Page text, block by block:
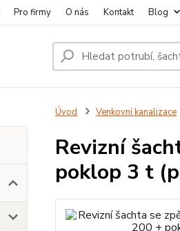
Pro firmy O nás Kontakt Blog
Úvod Venkovní kanalizace
Revizní
poklop 3 t